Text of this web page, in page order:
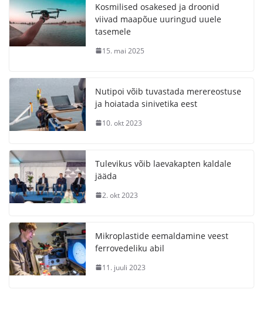
Kosmilised osakesed ja droonid
viivad maapõue uuringud uuele
tasemele
15. mai 2025
Nutipoi võib tuvastada merereostuse
ja hoiatada sinivetika eest
10. okt 2023
Tulevikus võib laevakapten kaldale
jääda
2. okt 2023
Mikroplastide eemaldamine veest
ferrovedeliku abil
11. juuli 2023